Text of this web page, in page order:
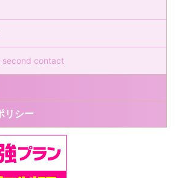
second contact
リシー